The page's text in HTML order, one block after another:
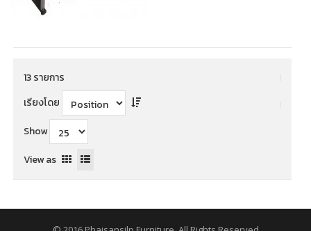
13 รายการ
เรียงโดย
Show
View as